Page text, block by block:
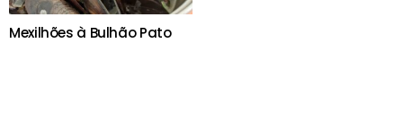
Mexilhões à Bulhão Pato